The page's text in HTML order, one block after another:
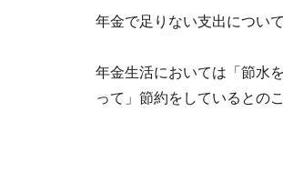
年金で足りない支出につい
年金生活においては「節水
って」節約をしているとのこ